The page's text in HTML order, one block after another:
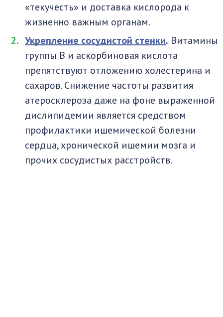
«текучесть» и доставка кислорода к
жизненно важным органам.
Укрепление сосудистой стенки. Витамины
группы В и аскорбиновая кислота
препятствуют отложению холестерина и
сахаров. Снижение частоты развития
атеросклероза даже на фоне выраженной
дислипидемии является средством
профилактики ишемической болезни
сердца, хронической ишемии мозга и
прочих сосудистых расстройств.